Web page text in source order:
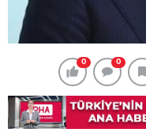
0 0